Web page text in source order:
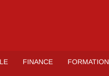
FINANCE FORMATION